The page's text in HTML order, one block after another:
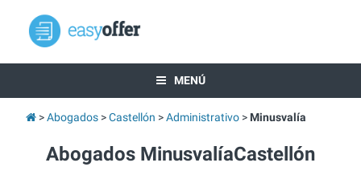
MENÚ
Abogados Castellón Administrativo Minusvalía
Abogados MinusvalíaCastellón